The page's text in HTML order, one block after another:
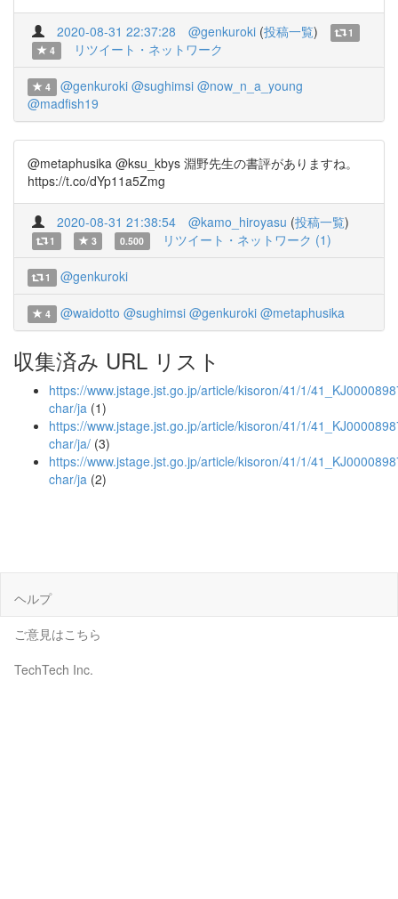
2020-08-31 22:37:28 @genkuroki (投稿一覧)
1
4
リツイート・ネットワーク
4 @genkuroki @sughimsi @now_n_a_young
@madfish19
@metaphusika @ksu_kbys 淵野先生の書評がありますね。
https://t.co/dYp11a5Zmg
2020-08-31 21:38:54 @kamo_hiroyasu (投稿一覧)
1 3 0.500 リツイート・ネットワーク (1)
1 @genkuroki
4 @waidotto @sughimsi @genkuroki @metaphusika
収集済み URL リスト
https://www.jstage.jst.go.jp/article/kisoron/41/1/
char/ja (1)
https://www.jstage.jst.go.jp/article/kisoron/41/1/
char/ja/ (3)
https://www.jstage.jst.go.jp/article/kisoron/41/1/
char/ja (2)
ヘルプ
ご意見はこちら
TechTech Inc.